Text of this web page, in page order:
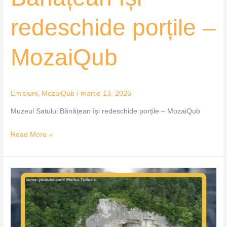
redeschide porțile –
MozaiQub
Emisiuni MozaiQub / martie 13, 2026
Muzeul Satului Bănățean își redeschide porțile – MozaiQub
Read More »
Lucrări
finalizate
Parcul
Domogled–